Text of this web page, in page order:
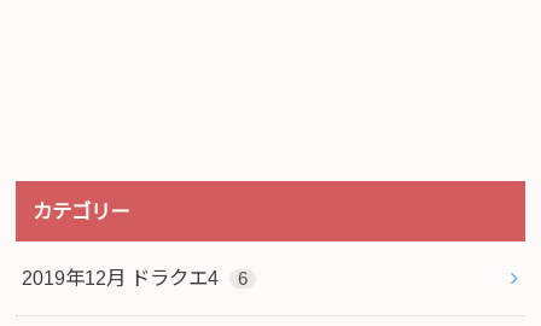
カテゴリー
2019年12月 ドラクエ4 6